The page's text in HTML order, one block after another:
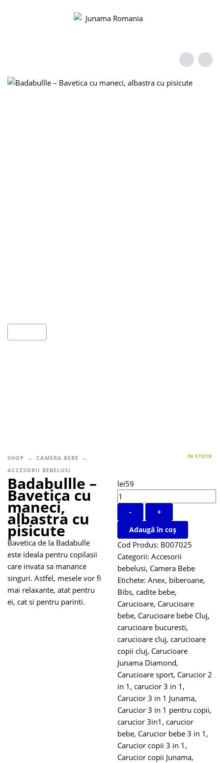
SHOP
CAMERA BEBE
ACCESORII BEBELUSI
IN STOCK
Badabullle –
Bavetica cu
maneci,
albastra cu
pisicute
Bavetica de la Badabulle
este ideala pentru copilasii
care invata sa manance
singuri. Astfel, mesele vor fi
mai relaxante, atat pentru
ei, cat si pentru parinti.
lei59
-
+
Adaugă în coș
Cod Produs: B007025
Categorii: Accesorii
bebelusi, Camera Bebe
Etichete: Anex, biberoane,
Bibs, cadite bebe,
Carucioare, Carucioare
bebe, Carucioare bebe Cluj,
carucioare bucuresti,
carucioare cluj, carucioare
copii cluj, Carucioare
Junama Diamond,
Carucioare sport, Carucior 2
in 1 , carucior 3 in 1 ,
Carucior 3 in 1 Junama,
Carucior 3 in 1 pentru copii,
carucior 3in1 , carucior
bebe, Carucior bebe 3 in 1 ,
Carucior copii 3 in 1 ,
Carucior copii Junama,